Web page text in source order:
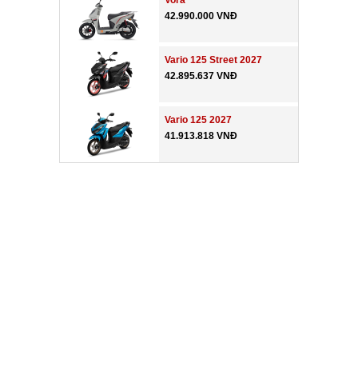
42.990.000 VNĐ
Vario 125 Street 2027
42.895.637 VNĐ
Vario 125 2027
41.913.818 VNĐ